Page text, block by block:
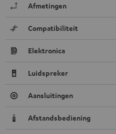
Afmetingen
Compatibiliteit
Elektronica
Luidspreker
Aansluitingen
Afstandsbediening